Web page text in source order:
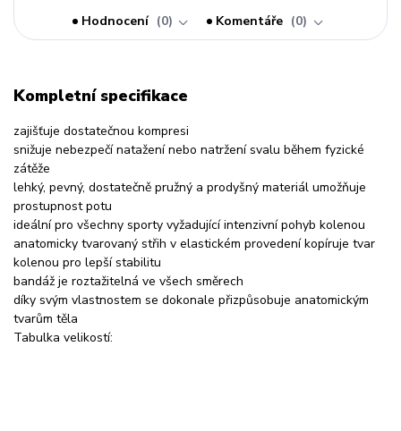
Hodnocení
0 Komentáře 0
Kompletní specifikace
zajišťuje dostatečnou kompresi
snižuje nebezpečí natažení nebo natržení svalu během fyzické
zátěže
lehký, pevný, dostatečně pružný a prodyšný materiál umožňuje
prostupnost potu
ideální pro všechny sporty vyžadující intenzivní pohyb kolenou
anatomicky tvarovaný střih v elastickém provedení kopíruje tvar
kolenou pro lepší stabilitu
bandáž je roztažitelná ve všech směrech
díky svým vlastnostem se dokonale přizpůsobuje anatomickým
tvarům těla
Tabulka velikostí: